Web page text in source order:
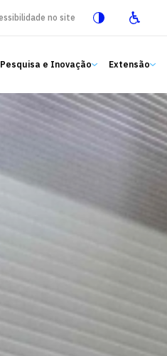
no site
Pesquisa e Inovação Extensão